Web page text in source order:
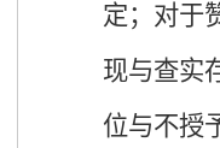
定；对于
现与查实
位与不授